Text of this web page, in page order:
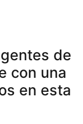
de
con una
en esta